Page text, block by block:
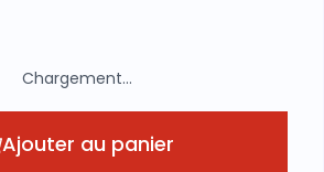
Chargement...
Ajouter au panier